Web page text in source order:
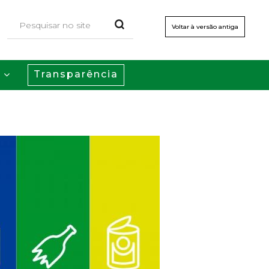
Voltar à versão antiga
Transparência